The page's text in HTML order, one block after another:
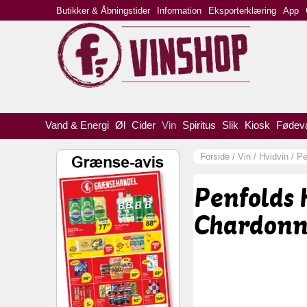
Vand & Energi Øl Cider Vin Spiritus Slik Kiosk
Forside / Vin / Hvidvin /
Penfolds
Butikker & Åbningstider Information Eksporterklæring App